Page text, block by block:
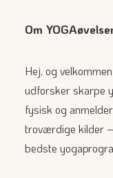
Om
Hej, og
udforsker skarpe
fysisk og
troværdige kilder
bedste